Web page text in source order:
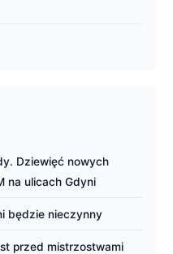
Dziewięć nowych
na ulicach Gdyni
będzie nieczynny
przed mistrzostwami